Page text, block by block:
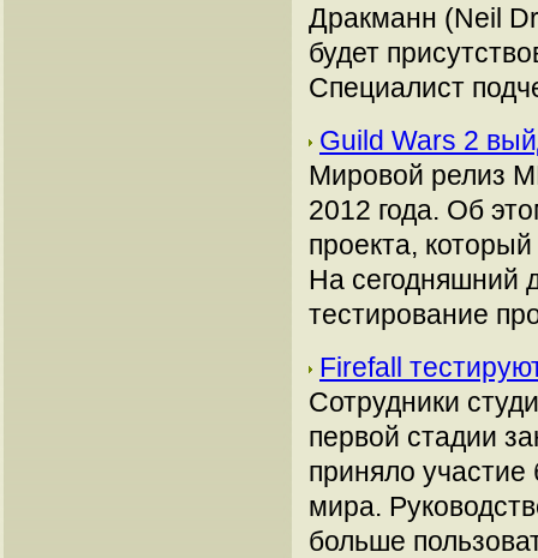
Дракманн (Neil
будет
Специалист
Guild Wars 2
Мировой релиз
2012 года. Об
проекта,
На сегодняшний
тестирование
Firefall
Сотрудники
первой стадии
приняло участие
мира.
больше